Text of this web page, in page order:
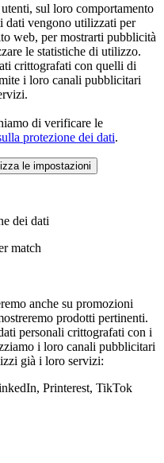
sul loro comportamento
dati vengono utilizzati per
web, per mostrarti pubblicità
le statistiche di utilizzo.
crittografati con quelli di
i loro canali pubblicitari
di verificare le
protezione dei dati.
le impostazioni
dei dati
match
anche su promozioni
prodotti pertinenti.
personali crittografati con i
i loro canali pubblicitari
già i loro servizi:
Printerest, TikTok